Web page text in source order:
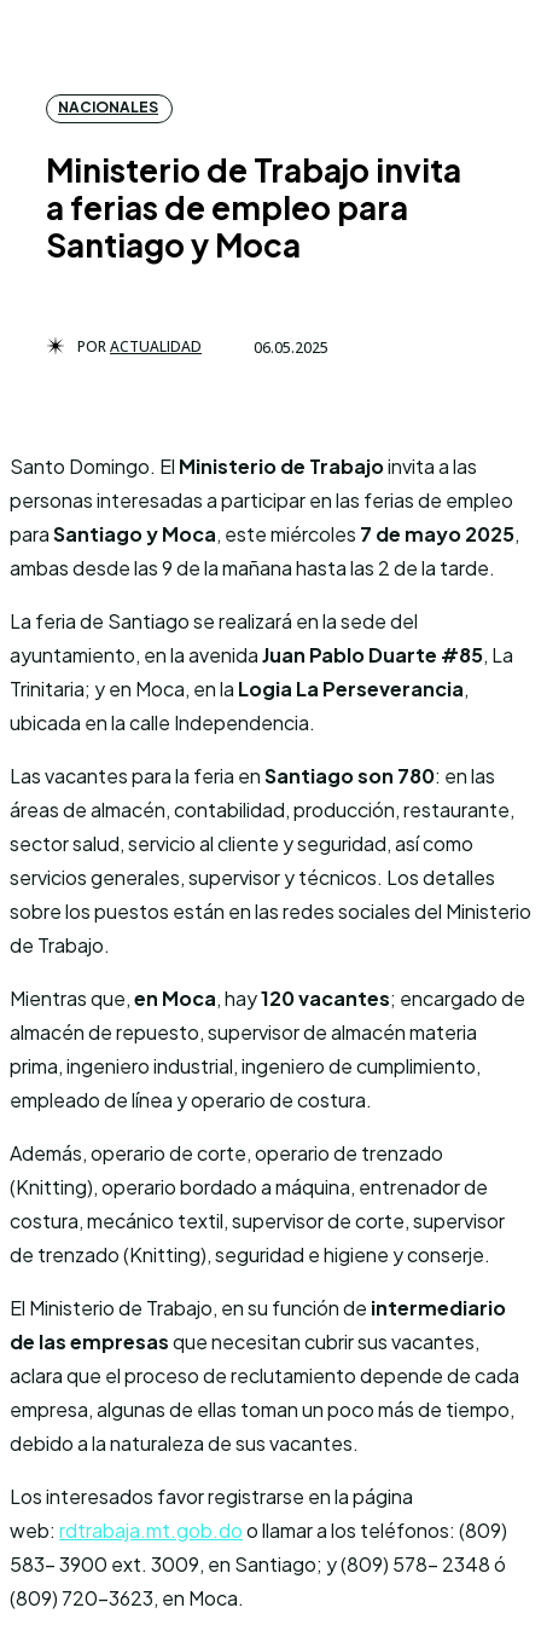
NACIONALES
Ministerio de Trabajo invita
a ferias de empleo para
Santiago y Moca
PORACTUALIDAD 06.05.2025
Santo Domingo. El Ministerio de Trabajoinvita a las
personas interesadas a participar en las ferias de empleo
paraSantiago y Moca, este miércoles 7 de mayo 2025,
ambas desde las 9 de la mañana hasta las 2 de la tarde.
La feria de Santiago se realizará en la sede del
ayuntamiento, en la avenidaJuan Pablo Duarte #85, La
Trinitaria; y en Moca, en la Logia La Perseverancia,
ubicada en la calle Independencia.
Las vacantes para la feria enSantiago son 780: en las
áreas de almacén, contabilidad, producción, restaurante,
sector salud, servicio al cliente y seguridad, así como
servicios generales, supervisor y técnicos. Los detalles
sobre los puestos están en las redes sociales del Ministerio
de Trabajo.
Mientras que,en Moca, hay120 vacantes; encargado de
almacén de repuesto, supervisor de almacén materia
prima, ingeniero industrial, ingeniero de cumplimiento,
empleado de línea y operario de costura.
Además, operario de corte, operario de trenzado
(Knitting), operario bordado a máquina, entrenador de
costura, mecánico textil, supervisor de corte, supervisor
de trenzado (Knitting), seguridad e higiene y conserje.
El Ministerio de Trabajo, en su función de intermediario
de las empresasque necesitan cubrir sus vacantes,
aclara que el proceso de reclutamiento depende de cada
empresa, algunas de ellas toman un poco más de tiempo,
debido a la naturaleza de sus vacantes.
Los interesados favor registrarse en la página
web: rdtrabaja.mt.gob.doo llamar a los teléfonos: (809)
583- 3900 ext. 3009, en Santiago; y (809) 578- 2348 ó
(809) 720-3623, en Moca.